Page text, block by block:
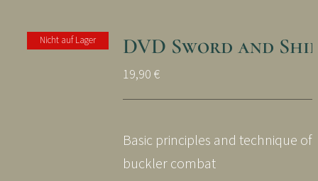
Nicht auf Lager DVD Sword and
19,90 €
Basic principles and technique of
buckler combat